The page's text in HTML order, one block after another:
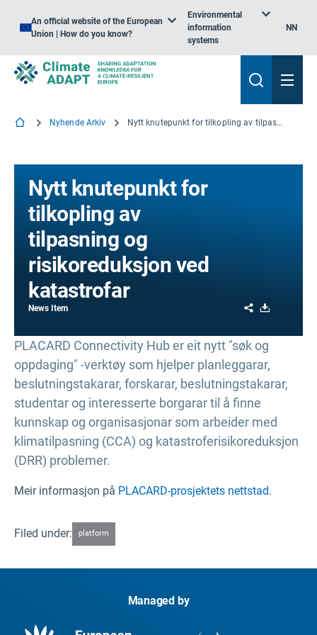
An official website of the European
Union | How do you know?
Environmental
information
systems
NN
Nyhende Arkiv Nytt knutepunkt for tilkopling av tilpasning og risikoreduksjon ved katastrofar
Nytt knutepunkt for
tilkopling av
tilpasning og
risikoreduksjon ved
katastrofar
News Item Share
PLACARD Connectivity Hub er eit nytt "søk og
oppdaging" -verktøy som hjelper planleggarar,
beslutningstakarar, forskarar, beslutningstakarar,
studentar og interesserte borgarar til å finne
kunnskap og organisasjonar som arbeider med
klimatilpasning (CCA) og katastroferisikoreduksjon
(DRR) problemer.
Meir informasjon på PLACARD-prosjektets nettstad.
Filed under: platform
Managed by